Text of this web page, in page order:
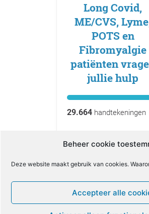
Beheer cookie
Deze website maakt gebruik van cookies.
Accepteer alle
Long Covid,
ME/CVS,
POTS en
Fibromyalgie
patiënten
jullie hulp
29.664handtekeningen
MELD JE NU AAN!
Een dienst van